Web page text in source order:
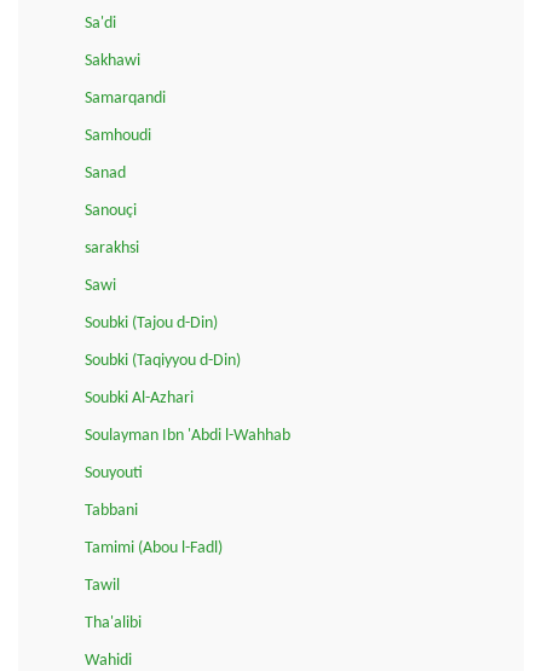
Sa'di
Sakhawi
Samarqandi
Samhoudi
Sanad
Sanouçi
sarakhsi
Sawi
Soubki (Tajou d-Din)
Soubki (Taqiyyou d-Din)
Soubki Al-Azhari
Soulayman Ibn 'Abdi l-Wahhab
Souyouti
Tabbani
Tamimi (Abou l-Fadl)
Tawil
Tha'alibi
Wahidi